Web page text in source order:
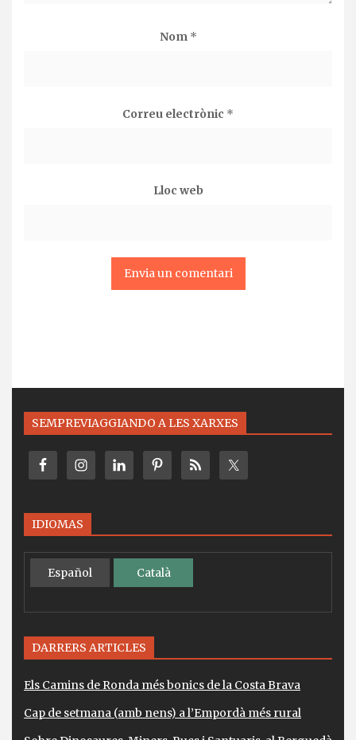
Nom *
Correu electrònic *
Lloc web
SEMPREVIAGGIANDO A LES XARXES
IDIOMAS
Español Català
DARRERS ARTICLES
Els Camins de Ronda més bonics de la Costa Brava
Cap de setmana (amb nens) a l’Empordà més rural